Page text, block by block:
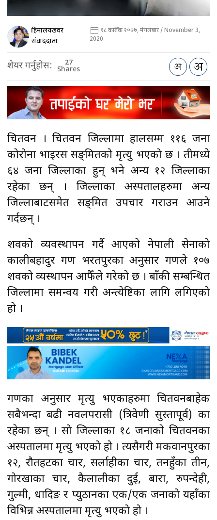
हिमालयखवर
संवाददाता
१८ कार्तिक २०७७, मंगलबार / November 3,
2020
शेयर गर्नुहोस: 27
Shares
चितवन । चितवन जिल्लामा हालसम्म ११६ जना
कोरोना भाइरस सङ्क्रमितको मृत्यु भएको छ । तीमध्ये
६४ जना जिल्लाका हुन् भने अन्य १२ जिल्लाका
रहेका छन् । जिल्लाका अस्पतालहरुमा अन्य
जिल्लाबाटसमेत सङ्क्रमित उपचार गराउन आउने
गर्दछन् ।
शवको व्यवस्थापन गर्दै आएको नेपाली सेनाको
कालीबहादुर गण भरतपुरका अनुसार गणले १०७
शवको व्यस्थापन आफैँले गरेको छ । बाँकी सम्बन्धित
जिल्लामा समन्वय गरी अन्त्येष्टिका लागि लगिएको
हो ।
गणका अनुसार मृत्यु भएकाहरुमा चितवनबाहेक
सबैभन्दा बढी नवलपरासी (त्रिवेणी सुस्तापूर्व) का
रहेका छन् । सो जिल्लाका १८ जनाको चितवनका
अस्पतालमा मृत्यु भएको हो । त्यसैगरी मकवानपुरका
१२, रौतहटका चार, सर्लाहीका चार, तनहुँका तीन,
गोरखाका चार, कैलालीका दुई, बारा, रुपन्देही,
गुल्मी, धादिङ र प्युठानका एक/एक जनाको यहाँका
विभिन्न अस्पतालमा मृत्यु भएको हो ।